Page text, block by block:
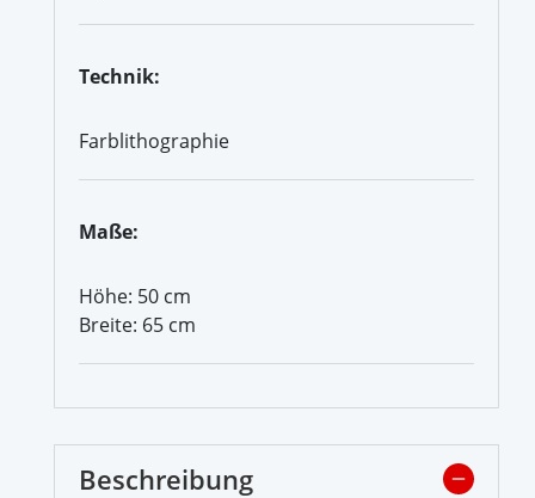
Technik:
Farblithographie
Maße:
Höhe: 50 cm
Breite: 65 cm
Beschreibung